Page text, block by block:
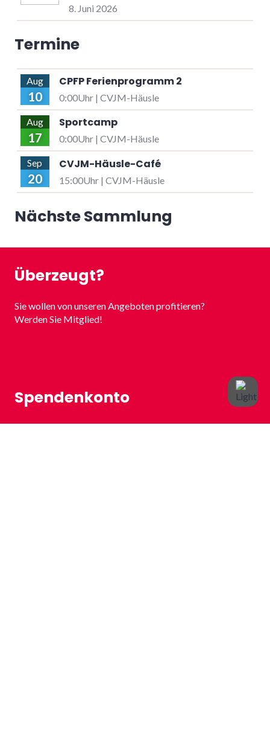
8. Juni 2026
Termine
Aug
10
CPFP Ferienprogramm 2
0:00Uhr | CVJM-Häusle
Aug
17
Sportcamp
0:00Uhr | CVJM-Häusle
Sep
20
CVJM-Häusle-Café
15:00Uhr | CVJM-Häusle
Nächste Sammlung
Überzeugt?
Sie wollen von unseren Angeboten profitieren?
Werden Sie Mitglied!
Spendenkonto
Volksbank Plochingen